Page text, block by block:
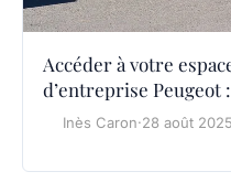
Accéder à votre
d’entreprise Peugeot
Inès Caron·28 août 2025